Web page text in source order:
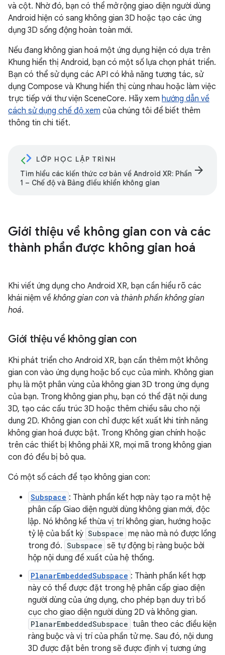
và cột. Nhờ đó, bạn có thể mở rộng giao diện người dùng
Android hiện có sang không gian 3D hoặc tạo các ứng
dụng 3D sống động hoàn toàn mới.
Nếu đang không gian hoá một ứng dụng hiện có dựa trên
Khung hiển thị Android, bạn có một số lựa chọn phát triển.
Bạn có thể sử dụng các API có khả năng tương tác, sử
dụng Compose và Khung hiển thị cùng nhau hoặc làm việc
trực tiếp với thư viện SceneCore. Hãy xem hướng dẫn về
cách sử dụng chế độ xem của chúng tôi để biết thêm
thông tin chi tiết.
LỚP HỌC LẬP TRÌNH
Tìm hiểu các kiến thức cơ bản về Android XR: Phần
1 – Chế độ và Bảng điều khiển không gian
arrow_forward
Giới thiệu về không gian con và các
thành phần được không gian hoá
Khi viết ứng dụng cho Android XR, bạn cần hiểu rõ các
khái niệm về không gian con và thành phần không gian
hoá.
Giới thiệu về không gian con
Khi phát triển cho Android XR, bạn cần thêm một không
gian con vào ứng dụng hoặc bố cục của mình. Không gian
phụ là một phân vùng của không gian 3D trong ứng dụng
của bạn. Trong không gian phụ, bạn có thể đặt nội dung
3D, tạo các cấu trúc 3D hoặc thêm chiều sâu cho nội
dung 2D. Không gian con chỉ được kết xuất khi tính năng
không gian hoá được bật. Trong Không gian chính hoặc
trên các thiết bị không phải XR, mọi mã trong không gian
con đó đều bị bỏ qua.
Có một số cách để tạo không gian con:
Subspace : Thành phần kết hợp này tạo ra một hệ
phân cấp Giao diện người dùng không gian mới, độc
lập. Nó không kế thừa vị trí không gian, hướng hoặc
tỷ lệ của bất kỳ Subspace mẹ nào mà nó được lồng
trong đó. Subspace sẽ tự động bị ràng buộc bởi
hộp nội dung đề xuất của hệ thống.
PlanarEmbeddedSubspace : Thành phần kết hợp
này có thể được đặt trong hệ phân cấp giao diện
người dùng của ứng dụng, cho phép bạn duy trì bố
cục cho giao diện người dùng 2D và không gian.
PlanarEmbeddedSubspace tuân theo các điều kiện
ràng buộc và vị trí của phần tử mẹ. Sau đó, nội dung
3D được đặt bên trong sẽ được định vị tương ứng